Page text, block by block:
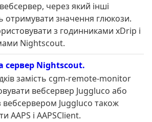
через який інші
отримувати значення глюкози.
з годинниками xDrip і
Nightscout.
сервер Nightscout.
замість cgm-remote-monitor
вебсервер Juggluco або
вебсервером Juggluco також
AAPS і AAPSClient.